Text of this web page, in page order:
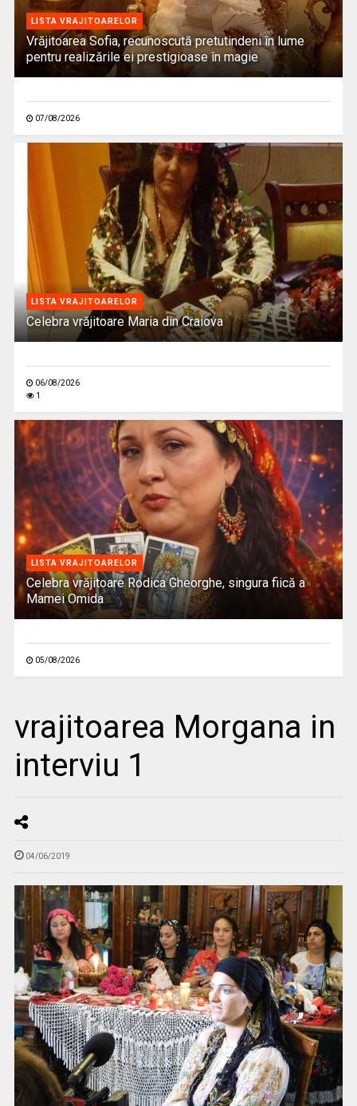
LISTA VRAJITOARELOR
Vrăjitoarea Sofia, recunoscută pretutindeni în lume
pentru realizările ei prestigioase în magie
07/08/2026
LISTA VRAJITOARELOR
Celebra vrăjitoare Maria din Craiova
06/08/2026
1
LISTA VRAJITOARELOR
Celebra vrăjitoare Rodica Gheorghe, singura fiică a
Mamei Omida
05/08/2026
vrajitoarea Morgana in
interviu 1
04/06/2019